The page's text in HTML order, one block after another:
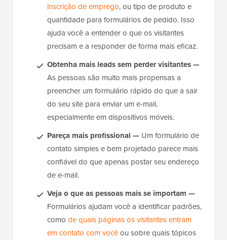
inscrição de emprego, ou tipo de produto e
quantidade para formulários de pedido. Isso
ajuda você a entender o que os visitantes
precisam e a responder de forma mais eficaz.
Obtenha mais leads sem perder visitantes —
As pessoas são muito mais propensas a
preencher um formulário rápido do que a sair
do seu site para enviar um e-mail,
especialmente em dispositivos móveis.
Pareça mais profissional — Um formulário de
contato simples e bem projetado parece mais
confiável do que apenas postar seu endereço
de e-mail.
Veja o que as pessoas mais se importam —
Formulários ajudam você a identificar padrões,
como de quais páginas os visitantes entram
em contato com vocêou sobre quais tópicos